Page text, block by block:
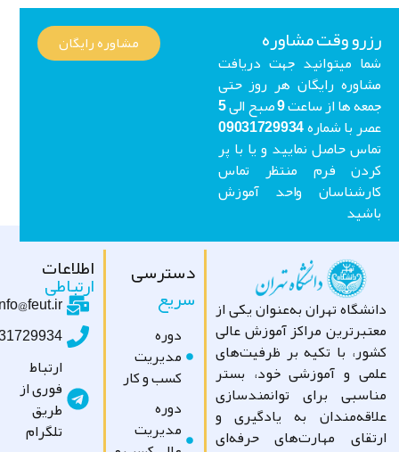
وقت مشاوره
میتوانید جهت دریافت
رایگان هر روز حتی
جمعه ها از ساعت 9 صبح الی 5
عصر با شماره 09031729934
حاصل نمایید و یا با پر
فرم منتظر تماس
واحد آموزش
مشاوره رایگان
تهران به‌عنوان یکی از
مراکز آموزش عالی
با تکیه بر ظرفیت‌های
و آموزشی خود، بستر
برای توانمندسازی
به یادگیری و
مهارت‌های حرفه‌ای
دسترسی
سریع
مدیریت
کسب و کار
مدیریت
اطلاعات
ارتباطی
info@feut.ir
09031729934
ارتباط
فوری از
طریق
تلگرام